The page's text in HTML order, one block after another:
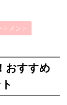
メント
おすすめ